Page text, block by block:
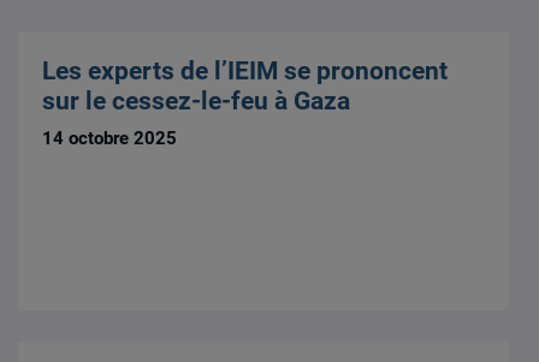
Les experts de l’IEIM se prononcent
sur le cessez-le-feu à Gaza
14 octobre 2025